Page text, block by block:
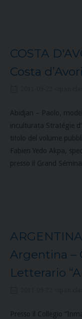
COSTA
Costa
Abidjan – Paolo,
inculturata Stratégie
titolo del volume
Fabien Yedo Akpa,
presso il Grand
ARGENTINA
Argentina –
Letterario
Presso il Collegio